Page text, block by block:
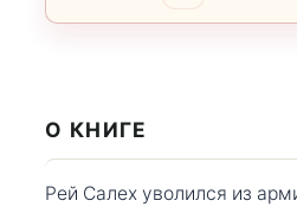
О КНИГЕ
Рей Салех уволился из